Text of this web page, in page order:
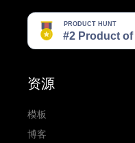
资源
模板
博客